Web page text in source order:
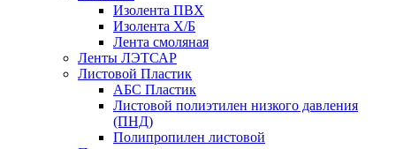
Изолента ПВХ
Изолента Х/Б
Лента смоляная
Ленты ЛЭТСАР
Листовой Пластик
АБС Пластик
Листовой полиэтилен низкого давления
(ПНД)
Полипропилен листовой